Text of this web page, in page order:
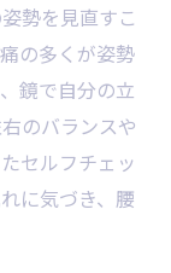
ティ活用
イント
活用術
メリット
勢を見直すこ
の多くが姿勢
鏡で自分の立
のバランスや
セルフチェッ
に気づき、腰